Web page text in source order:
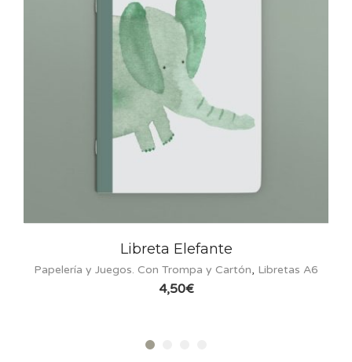
Libreta Elefante
Papelería y Juegos. Con Trompa y Cartón,Libretas A6
€